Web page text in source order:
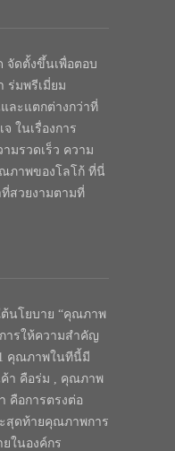
จัดตั้งขึ้นเพื่อตอบ
ร่มพรีเมี่ยม
ละแตกต่างกว่าที่
ในเรื่องการ
มรวดเร็ว ความ
ภาพของโลโก้ ที่นี่
สวยงามตามที่
นโยบาย “คุณภาพ
ารให้ความสำคัญ
คุณภาพในทีนี้มี
า คือร่ม , คุณภาพ
คือการตรงต่อ
สุดท้ายคุณภาพการ
ในองค์กร